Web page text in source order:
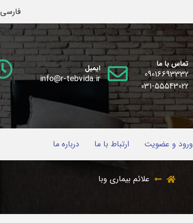
فارسی
تماس با ما
09016693332
031-55543022
ایمیل
info@r-tebvida.ir
ورود و عضویت ارتباط با ما درباره ما
علائم بیماری وبا